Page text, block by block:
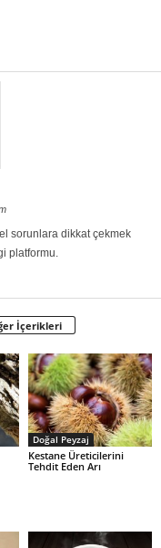
sorunlara dikkat çekmek
platformu.
İçerikleri
Doğal Peyzaj
Kestane Üreticilerini
Tehdit Eden Arı